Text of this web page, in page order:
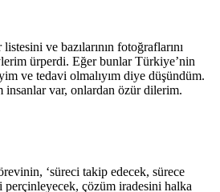
ve bazılarının fotoğraflarını
ürperdi. Eğer bunlar Türkiye’nin
ve tedavi olmalıyım diye düşündüm.
insanlar var, onlardan özür dilerim.
‘süreci takip edecek, sürece
çözüm iradesini halka